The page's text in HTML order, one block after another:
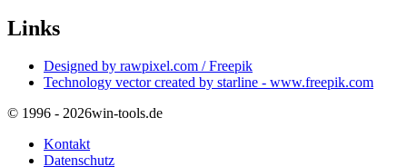
Links
Designed by rawpixel.com / Freepik
Technology vector created by starline - www.freepik.com
© 1996 - 2026win-tools.de
Kontakt
Datenschutz